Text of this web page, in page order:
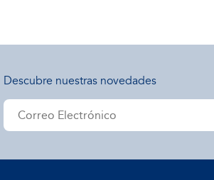
Descubre nuestras novedades